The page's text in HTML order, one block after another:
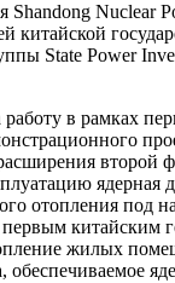
Shandong Nuclear
китайской
State Power
в рамках
второй
ядерная
отопления под
китайским
жилых
обеспечиваемое